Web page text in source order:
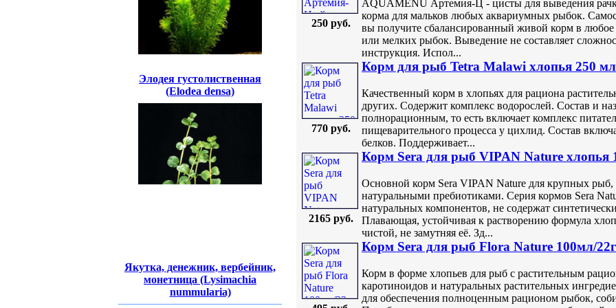
Элодея густолиственная
(Elodea densa)
Якутка, денежник, вербейник,
монетница (Lysimachia
nummularia)
250 руб.
AQUAMENU Артемия-Ц - цисты для выведения
корма для мальков любых аквариумных рыбок.
вы получите сбалансированный живой корм в любое
или мелких рыбок. Выведение не составляет
инструкция. Испол...
770 руб.
Корм для рыб Tetra Malawi хлопья 250 мл
Качественный корм в хлопьях для рациона
других. Содержит комплекс водорослей. Состав и
полнорационным, то есть включает комплекс
пищеварительного процесса у цихлид. Состав
белков. Поддерживает...
2165 руб.
Корм Sera для рыб VIPAN Nature xлопья
Основной корм Sera VIPAN Nature для крупных
натуральными пребиотиками. Серия кормов Sera
натуральных компонентов, не содержат
Плавающая, устойчивая к растворению формула
чистой, не замутняя её. Зд...
Корм Sera для рыб Flora Nature 100мл/22г
Корм в форме хлопьев для рыб с растительным
каротиноидов и натуральных растительных
для обеспечения полноценным рационом рыбок,